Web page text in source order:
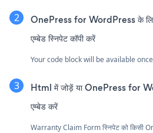
OnePress for WordPress के
एम्बेड स्निपेट कॉपी करें
Your code block will be available
Html में जोड़ें या OnePress for
एम्बेड करें
Warranty Claim Form स्निपेट को किसी